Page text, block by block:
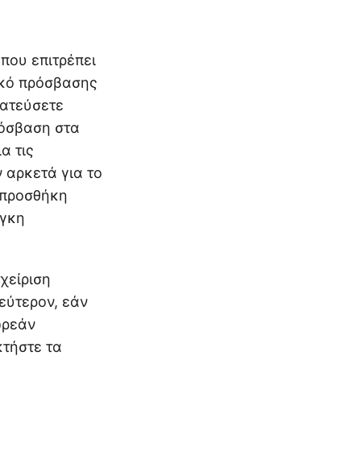
επιτρέπει
πρόσβασης
στα
τις
αρκετά για το
εάν
τα